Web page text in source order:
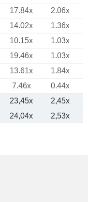
17.84x
2.06x
14.02x
1.36x
10.15x
1.03x
19.46x
1.03x
13.61x
1.84x
7.46x
0.44x
23,45x
2,45x
24,04x 2,53x